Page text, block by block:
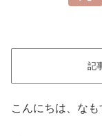
記
こんにちは、なも